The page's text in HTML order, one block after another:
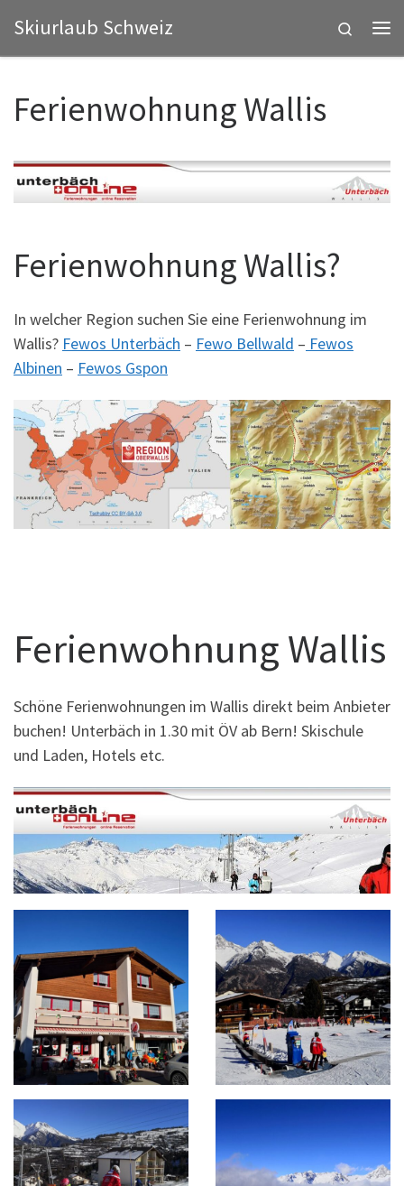
Zum Inhalt springen
Skiurlaub Schweiz
Search
Ferienwohnung Wallis
Ferienwohnung Wallis?
In welcher Region suchen Sie eine Ferienwohnung im
Wallis? Fewos Unterbäch – Fewo Bellwald – Fewos
Albinen – Fewos Gspon
Ferienwohnung Wallis
Schöne Ferienwohnungen im Wallis direkt beim Anbieter
buchen! Unterbäch in 1.30 mit ÖV ab Bern! Skischule
und Laden, Hotels etc.